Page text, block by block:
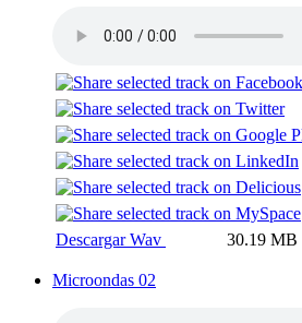
Descargar Wav 30.19 MB
Microondas 02